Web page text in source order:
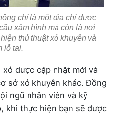
chỉ là một địa chỉ được
xăm hình mà còn là nơi
thủ thuật xỏ khuyên và
lỗ tai.
xỏ được cập nhật mới và
sở xỏ khuyên khác. Đồng
ngũ nhân viên và kỹ
khi thực hiện bạn sẽ được